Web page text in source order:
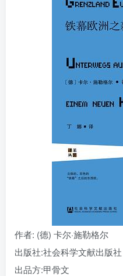
作者: (德) 卡尔·施勒格尔
出版社:社会科学文献出版社
出品方:甲骨文
登录
没有账号？立即注册
用户名/手机号/邮箱
记住登录